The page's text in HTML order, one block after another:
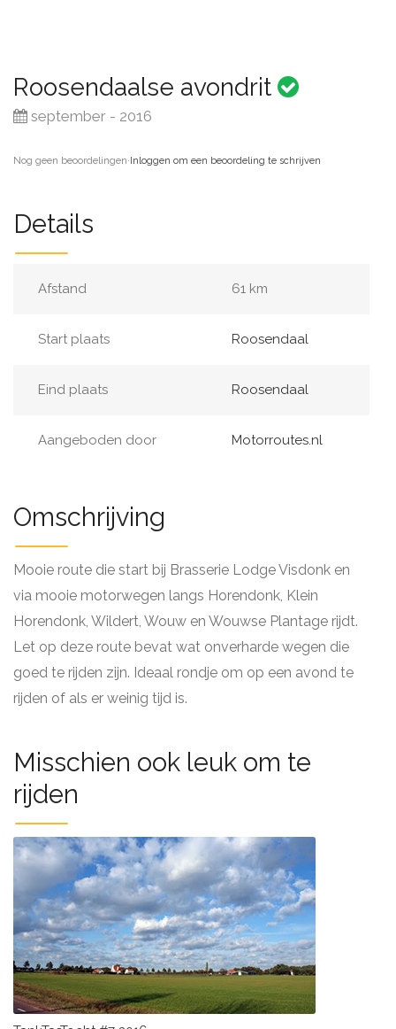
Roosendaalse avondrit
september - 2016
Nog geen beoordelingen·Inloggen om een beoordeling te schrijven
Details
Afstand 61 km
Start plaats Roosendaal
Eind plaats Roosendaal
Aangeboden door Motorroutes.nl
Omschrijving
Mooie route die start bij Brasserie Lodge Visdonk en
via mooie motorwegen langs Horendonk, Klein
Horendonk, Wildert, Wouw en Wouwse Plantage rijdt.
Let op deze route bevat wat onverharde wegen die
goed te rijden zijn. Ideaal rondje om op een avond te
rijden of als er weinig tijd is.
Misschien ook leuk om te
rijden